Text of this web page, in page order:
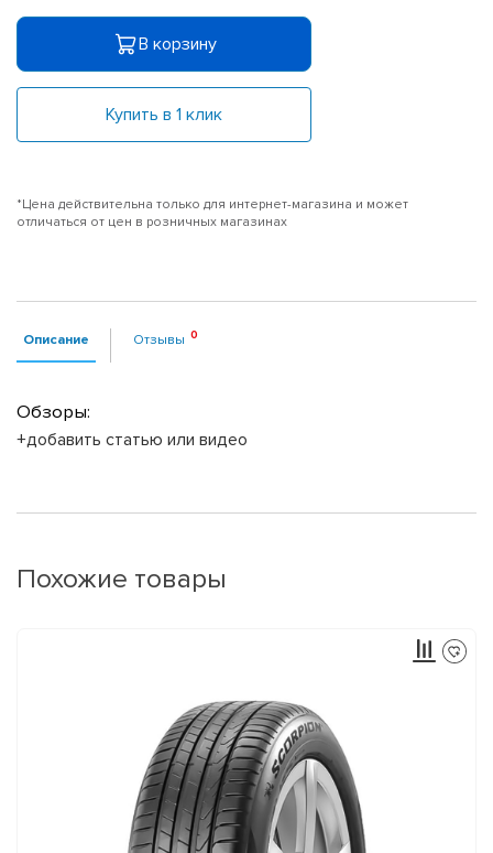
В корзину
Купить в 1 клик
*Цена действительна только для интернет-магазина и может
отличаться от цен в розничных магазинах
Описание Отзывы
Обзоры:
+добавить статью или видео
Похожие товары